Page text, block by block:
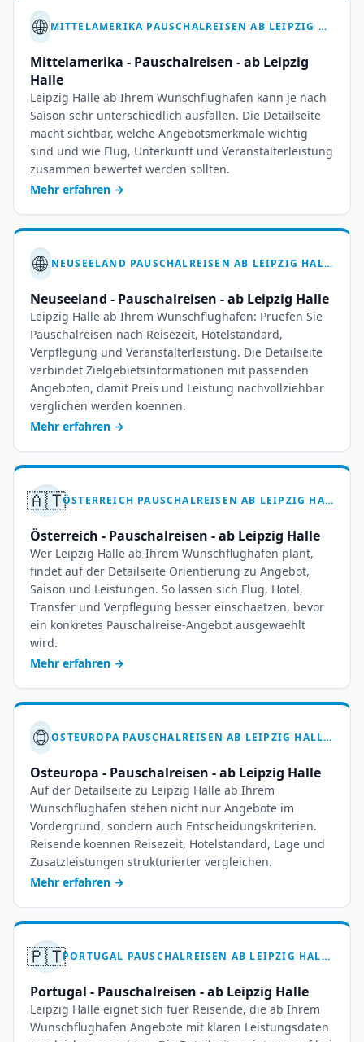
🌐 MITTELAMERIKA PAUSCHALREISEN AB LEIPZIG HALLE – 7-14 TAGE TRAUMURLAUB
Mittelamerika - Pauschalreisen - ab Leipzig
Halle
Leipzig Halle ab Ihrem Wunschflughafen kann je nach
Saison sehr unterschiedlich ausfallen. Die Detailseite
macht sichtbar, welche Angebotsmerkmale wichtig
sind und wie Flug, Unterkunft und Veranstalterleistung
zusammen bewertet werden sollten.
Mehr erfahren →
🌐 NEUSEELAND PAUSCHALREISEN AB LEIPZIG HALLE – IHR ABENTEUER WARTET
Neuseeland - Pauschalreisen - ab Leipzig Halle
Leipzig Halle ab Ihrem Wunschflughafen: Pruefen Sie
Pauschalreisen nach Reisezeit, Hotelstandard,
Verpflegung und Veranstalterleistung. Die Detailseite
verbindet Zielgebietsinformationen mit passenden
Angeboten, damit Preis und Leistung nachvollziehbar
verglichen werden koennen.
Mehr erfahren →
🇦🇹 ÖSTERREICH PAUSCHALREISEN AB LEIPZIG HALLE – 7-14 TAGE ALPENTRAUM
Österreich - Pauschalreisen - ab Leipzig Halle
Wer Leipzig Halle ab Ihrem Wunschflughafen plant,
findet auf der Detailseite Orientierung zu Angebot,
Saison und Leistungen. So lassen sich Flug, Hotel,
Transfer und Verpflegung besser einschaetzen, bevor
ein konkretes Pauschalreise-Angebot ausgewaehlt
wird.
Mehr erfahren →
🌐 OSTEUROPA PAUSCHALREISEN AB LEIPZIG HALLE – KULTURURLAUB BUCHEN
Osteuropa - Pauschalreisen - ab Leipzig Halle
Auf der Detailseite zu Leipzig Halle ab Ihrem
Wunschflughafen stehen nicht nur Angebote im
Vordergrund, sondern auch Entscheidungskriterien.
Reisende koennen Reisezeit, Hotelstandard, Lage und
Zusatzleistungen strukturierter vergleichen.
Mehr erfahren →
🇵🇹 PORTUGAL PAUSCHALREISEN AB LEIPZIG HALLE – IHR ATLANTIKTRAUM WARTET
Portugal - Pauschalreisen - ab Leipzig Halle
Leipzig Halle eignet sich fuer Reisende, die ab Ihrem
Wunschflughafen Angebote mit klaren Leistungsdaten